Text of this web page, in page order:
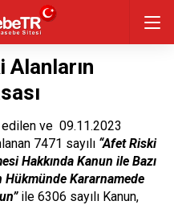
Alanların
ve 09.11.2023
7471 sayılı “Afet Riski
Hakkında Kanun ile Bazı
Hükmünde Kararnamede
ile 6306 sayılı Kanun,